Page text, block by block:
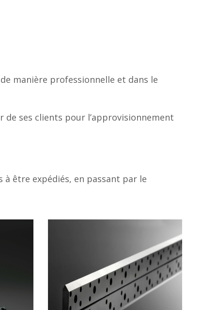
manière professionnelle et dans le
ses clients pour l’approvisionnement
à être expédiés, en passant par le
est
Réparations
Une pièce usée ne doit pas
forcément être jetée.